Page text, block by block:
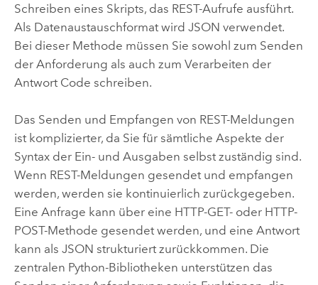
Schreiben eines Skripts, das REST-Aufrufe ausführt.
Als Datenaustauschformat wird JSON verwendet.
Bei dieser Methode müssen Sie sowohl zum Senden
der Anforderung als auch zum Verarbeiten der
Antwort Code schreiben.
Das Senden und Empfangen von REST-Meldungen
ist komplizierter, da Sie für sämtliche Aspekte der
Syntax der Ein- und Ausgaben selbst zuständig sind.
Wenn REST-Meldungen gesendet und empfangen
werden, werden sie kontinuierlich zurückgegeben.
Eine Anfrage kann über eine HTTP-GET- oder HTTP-
POST-Methode gesendet werden, und eine Antwort
kann als JSON strukturiert zurückkommen. Die
zentralen Python-Bibliotheken unterstützen das